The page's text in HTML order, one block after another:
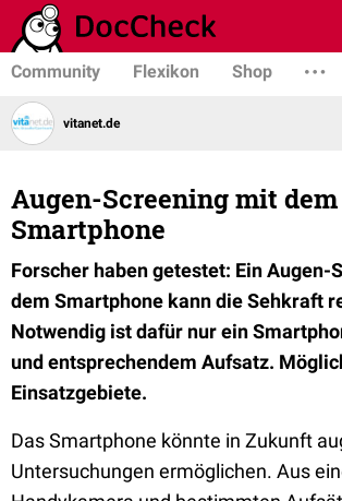
Community Flexikon Shop
vitanet.de
Augen-Screening mit dem
Smartphone
Forscher haben getestet: Ein Augen-
dem Smartphone kann die Sehkraft
Notwendig ist dafür nur ein
und entsprechendem Aufsatz.
Einsatzgebiete.
Das Smartphone könnte in Zukunft
Untersuchungen ermöglichen. Aus